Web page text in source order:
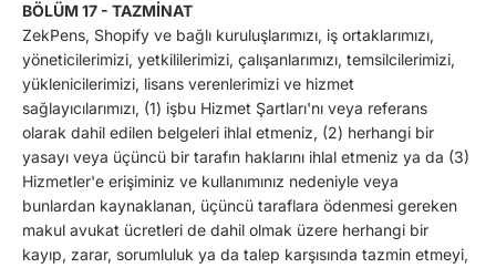
BÖLÜM 17 - TAZMİNAT
ZekPens, Shopify ve bağlı kuruluşlarımızı, iş ortaklarımızı,
yöneticilerimizi, yetkililerimizi, çalışanlarımızı, temsilcilerimizi,
yüklenicilerimizi, lisans verenlerimizi ve hizmet
sağlayıcılarımızı, (1) işbu Hizmet Şartları'nı veya referans
olarak dahil edilen belgeleri ihlal etmeniz, (2) herhangi bir
yasayı veya üçüncü bir tarafın haklarını ihlal etmeniz ya da (3)
Hizmetler'e erişiminiz ve kullanımınız nedeniyle veya
bunlardan kaynaklanan, üçüncü taraflara ödenmesi gereken
makul avukat ücretleri de dahil olmak üzere herhangi bir
kayıp, zarar, sorumluluk ya da talep karşısında tazmin etmeyi,